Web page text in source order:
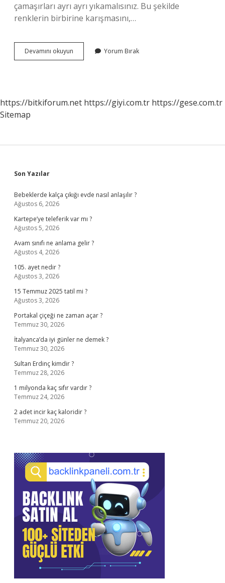
çamaşırları ayrı ayrı yıkamalısınız. Bu şekilde
renklerin birbirine karışmasını,…
Devamını okuyun
Renkler
Yorum Bırak
https://bitkiforum.net https://giyi.com.tr https://gese.com.tr
Sitemap
Sidebar
Son Yazılar
Bebeklerde kalça çıkığı evde nasıl anlaşılır ?
Ağustos 6, 2026
Kartepe’ye teleferik var mı ?
Ağustos 5, 2026
Avam sınıfı ne anlama gelir ?
Ağustos 4, 2026
105. ayet nedir ?
Ağustos 3, 2026
15 Temmuz 2025 tatil mi ?
Ağustos 3, 2026
Portakal çiçeği ne zaman açar ?
Temmuz 30, 2026
İtalyanca’da iyi günler ne demek ?
Temmuz 30, 2026
Sultan Erdinç kimdir ?
Temmuz 28, 2026
1 milyonda kaç sıfır vardır ?
Temmuz 24, 2026
2 adet incir kaç kaloridir ?
Temmuz 20, 2026